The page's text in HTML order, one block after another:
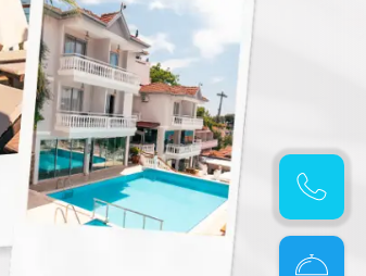
Hemen
Ara
Online